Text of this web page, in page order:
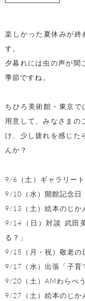
楽しかった夏休みが終
す。
夕暮れには虫の声が聞
季節ですね。
ちひろ美術館・東京
用意して、みなさまの
け、少し疲れを感じた
んか？
9/6（土）ギャラリー
9/10（水）開館記念
9/13（土）絵本のじ
9/14（日）対談 武田
る？」
9/15（月・祝）敬老
9/17（水）出張「子育
9/20（土）AMわらべ
9/27（土）絵本のじ